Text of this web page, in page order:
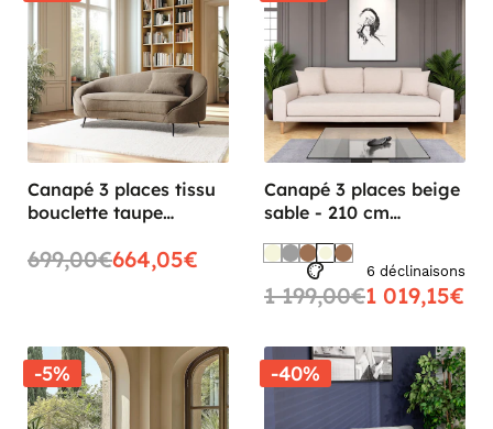
Canapé 3 places tissu
bouclette taupe
COLOMBUS
699,00€664,05€
Canapé 3 places beige
sable - 210 cm
6 déclinaisons
1 199,00€1 019,15€
-5% -40%